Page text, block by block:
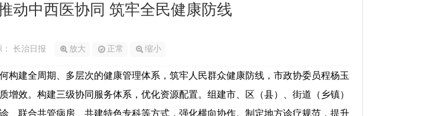
中西医协同 筑牢全民健康防线
： 长治日报 放大 正常 缩小
建全周期、多层次的健康管理体系，筑牢人民群众健康防线，市政协委员程杨玉
效。构建三级协同服务体系，优化资源配置。组建市、区（县）、街道（乡镇）
、联合共管病房、共建特色专科等方式，强化横向协作。制定地方诊疗规范，提升